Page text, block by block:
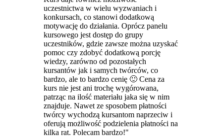
uczestnictwa w wielu wyzwaniach i
konkursach, co stanowi dodatkową
motywację do działania. Oprócz panelu
kursowego jest dostęp do grupy
uczestników, gdzie zawsze można uzyskać
pomoc czy zdobyć dodatkową porcję
wiedzy, zarówno od pozostałych
kursantów jak i samych twórców, co
bardzo, ale to bardzo cenię 🙂 Cena za
kurs nie jest ani trochę wygórowana,
patrząc na ilość materiału jaka się w nim
znajduje. Nawet ze sposobem płatności
twórcy wychodzą kursantom naprzeciw i
oferują możliwość podzielenia płatności na
kilka rat. Polecam bardzo!"